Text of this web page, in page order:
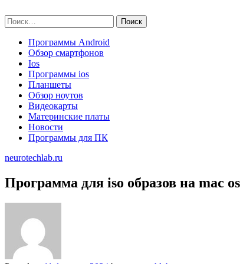
to
content
Найти:
Программы Android
Обзор смартфонов
Ios
Программы ios
Планшеты
Обзор ноутов
Видеокарты
Материнские платы
Новости
Программы для ПК
neurotechlab.ru
Программа для iso образов на mac os